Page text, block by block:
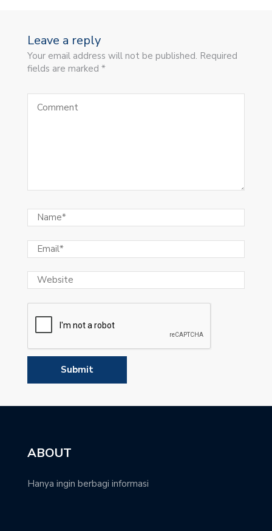
Leave a reply
Your email address will not be published. Required
fields are marked *
ABOUT
Hanya ingin berbagi informasi